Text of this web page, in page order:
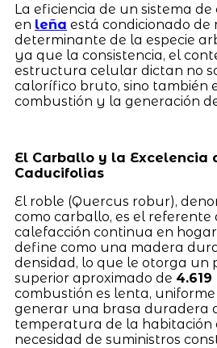
La eficiencia de un sistema
en leña está condicionado de
determinante de la especie
ya que la consistencia, el
estructura celular dictan no
calorífico bruto, sino también
combustión y la generación
El Carballo y la Excelencia
Caducifolias
El roble (Quercus robur),
como carballo, es el referente
calefacción continua en
define como una madera
densidad, lo que le otorga un
superior aproximado de
combustión es lenta,
generar una brasa duradera
temperatura de la habitación
necesidad de suministros